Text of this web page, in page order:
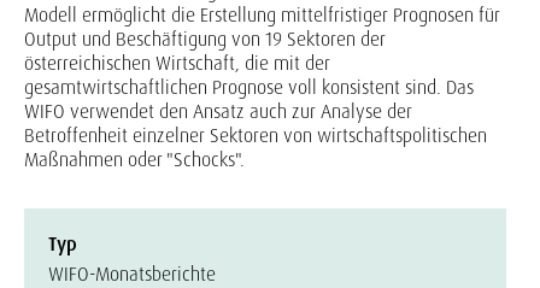
Modell ermöglicht die Erstellung mittelfristiger Prognosen für
Output und Beschäftigung von 19 Sektoren der
österreichischen Wirtschaft, die mit der
gesamtwirtschaftlichen Prognose voll konsistent sind. Das
WIFO verwendet den Ansatz auch zur Analyse der
Betroffenheit einzelner Sektoren von wirtschaftspolitischen
Maßnahmen oder "Schocks".
Typ
WIFO-Monatsberichte